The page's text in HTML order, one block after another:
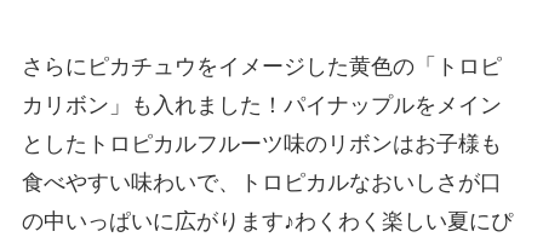
さらにピカチュウをイメージした黄色の「トロピ
カリボン」も入れました！パイナップルをメイン
としたトロピカルフルーツ味のリボンはお子様も
食べやすい味わいで、トロピカルなおいしさが口
の中いっぱいに広がります♪わくわく楽しい夏にぴ